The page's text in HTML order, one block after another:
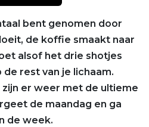
bent genomen door
de koffie smaakt naar
alsof het drie shotjes
rest van je lichaam.
er weer met de ultieme
de maandag en ga
de week.